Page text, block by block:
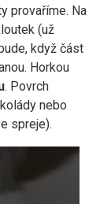
provaříme. Na
(už
když část
Horkou
. Povrch
nebo
spreje).